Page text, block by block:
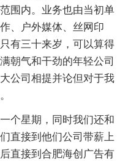
围内。业务也由当初单
、户外媒体、丝网印
有三十来岁，可以算得
朝气和干劲的年轻公司
公司相提并论但对于我
星期，同时我们还和
直接到他们公司带薪上
直接到合肥海创广告有